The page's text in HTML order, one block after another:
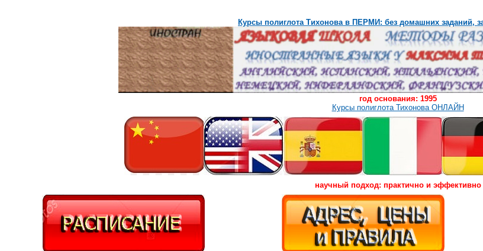
Курсы полиглота Тихонова в ПЕРМИ: без домашних заданий,
год основания: 1995
Курсы полиглота Тихонова ОНЛАЙН
научный подход: практично и эффективно